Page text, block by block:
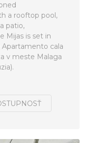
a rooftop pool,
patio,
Mijas is set in
Apartamento cala
v meste Malaga